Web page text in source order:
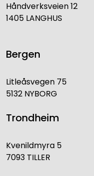
Håndverksveien 12
1405 LANGHUS
Bergen
Litleåsvegen 75
5132 NYBORG
Trondheim
Kvenildmyra 5
7093 TILLER